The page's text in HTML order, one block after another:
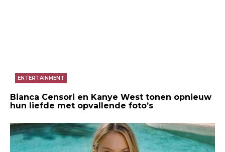
ENTERTAINMENT
Bianca Censori en Kanye West tonen opnieuw
hun liefde met opvallende foto’s